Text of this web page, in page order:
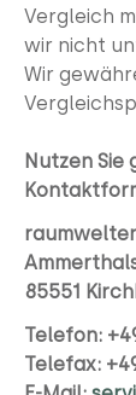
Vergleich
wir nicht
Wir
Nutzen Sie
85551
Telefon:
Telefax: